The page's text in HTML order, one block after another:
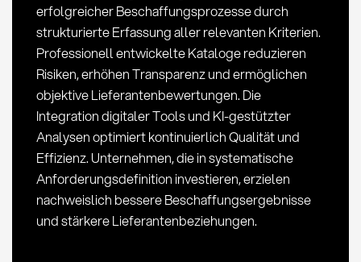
erfolgreicher Beschaffungsprozesse durch
strukturierte Erfassung aller relevanten Kriterien.
Professionell entwickelte Kataloge reduzieren
Risiken, erhöhen Transparenz und ermöglichen
objektive Lieferantenbewertungen. Die
Integration digitaler Tools und KI-gestützter
Analysen optimiert kontinuierlich Qualität und
Effizienz. Unternehmen, die in systematische
Anforderungsdefinition investieren, erzielen
nachweislich bessere Beschaffungsergebnisse
und stärkere Lieferantenbeziehungen.